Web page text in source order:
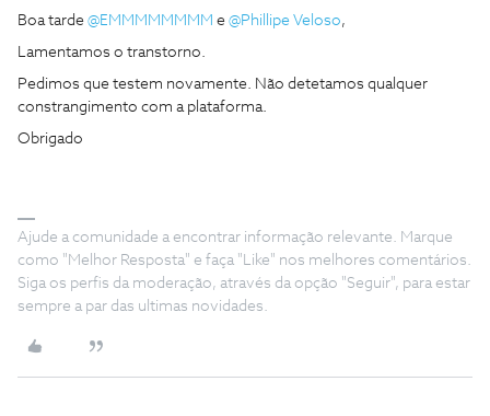
Boa tarde @EMMMMMMMM e @Phillipe Veloso,
Lamentamos o transtorno.
Pedimos que testem novamente. Não detetamos qualquer
constrangimento com a plataforma.
Obrigado
Ajude a comunidade a encontrar informação relevante. Marque
como "Melhor Resposta" e faça "Like" nos melhores comentários.
Siga os perfis da moderação, através da opção "Seguir", para estar
sempre a par das ultimas novidades.